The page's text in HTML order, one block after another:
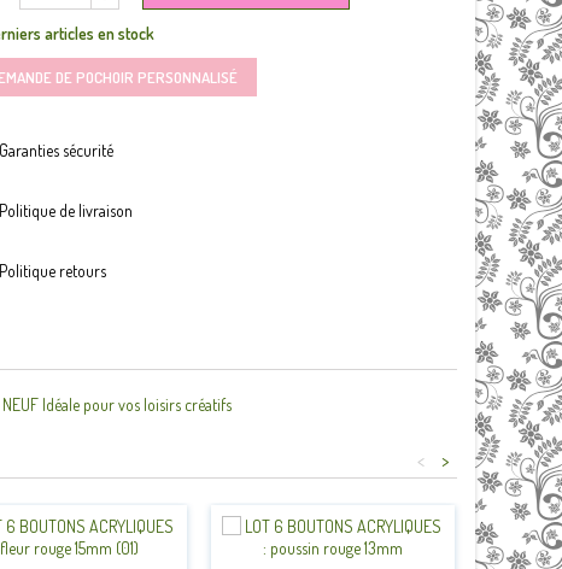
articles en stock
DE POCHOIR PERSONNALISÉ
Garanties sécurité
Politique de livraison
Politique retours
Idéale pour vos loisirs créatifs
>
<